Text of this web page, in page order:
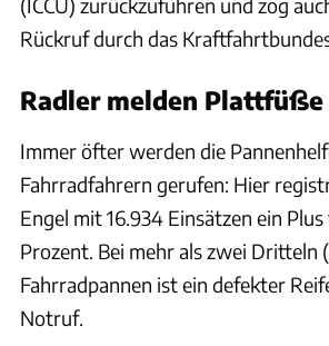
Rückruf durch das
Radler melden Plattfüße
Immer öfter werden die
Fahrradfahrern gerufen: Hier
Engel mit 16.934 Einsätzen ein
Prozent. Bei mehr als zwei Dritteln
Fahrradpannen ist ein defekter
Notruf.